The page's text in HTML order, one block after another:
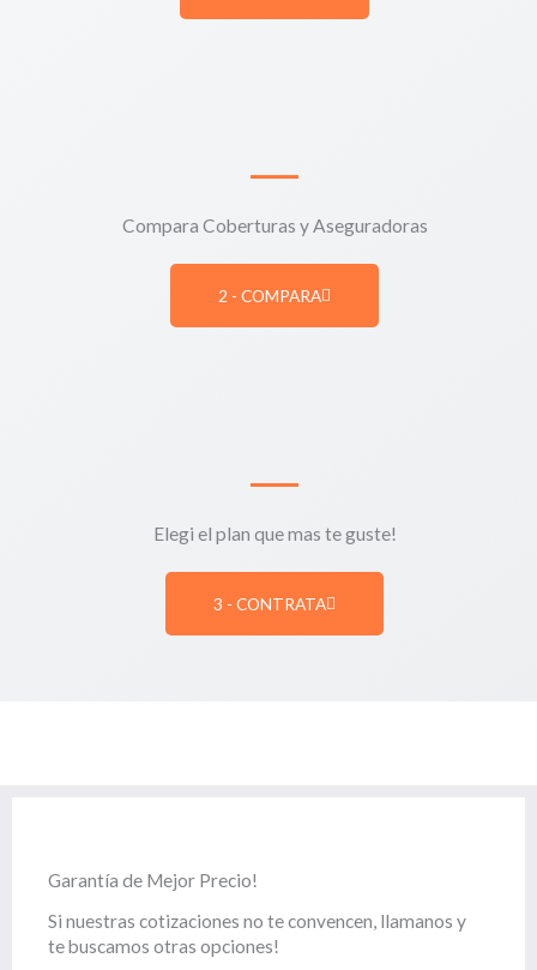
Compara Coberturas y Aseguradoras
2 - COMPARA
Elegi el plan que mas te guste!
3 - CONTRATA
Garantía de Mejor Precio!
Si nuestras cotizaciones no te convencen, llamanos y
te buscamos otras opciones!